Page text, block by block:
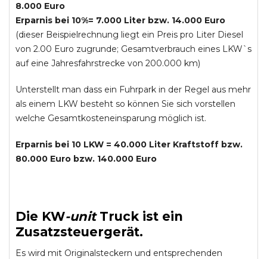
8.000 Euro
Erparnis bei 10%= 7.000 Liter bzw. 14.000 Euro
(dieser Beispielrechnung liegt ein Preis pro Liter Diesel
von 2.00 Euro zugrunde; Gesamtverbrauch eines LKW`s
auf eine Jahresfahrstrecke von 200.000 km)
Unterstellt man dass ein Fuhrpark in der Regel aus mehr
als einem LKW besteht so können Sie sich vorstellen
welche Gesamtkosteneinsparung möglich ist.
Erparnis bei 10 LKW = 40.000 Liter Kraftstoff bzw.
80.000 Euro bzw. 140.000 Euro
Die KW-unit Truckist ein
Zusatzsteuergerät.
Es wird mit Originalsteckern und entsprechenden